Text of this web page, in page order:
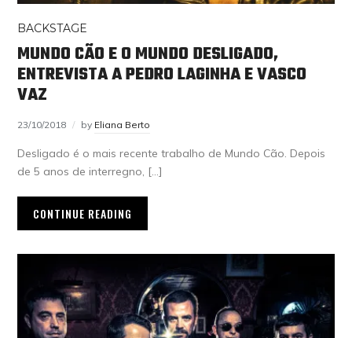
BACKSTAGE
MUNDO CÃO E O MUNDO DESLIGADO,
ENTREVISTA A PEDRO LAGINHA E VASCO
VAZ
23/10/2018 by Eliana Berto
Desligado é o mais recente trabalho de Mundo Cão. Depois
de 5 anos de interregno, […]
CONTINUE READING